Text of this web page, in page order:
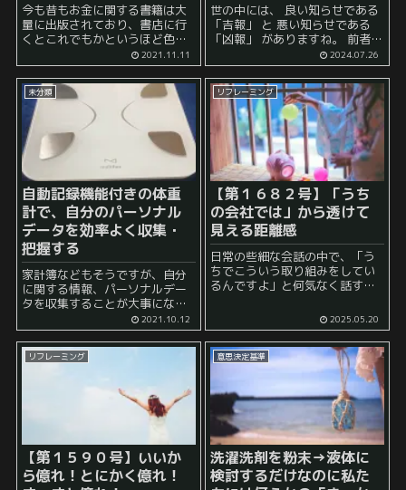
今も昔もお金に関する書籍は大
量に出版されており、書店に行
くとこれでもかというほど色ん
な書籍が並んでいます。 この手
の書籍は、個人的にも関心があ
りますし読みやすいのでついつ
い立ち読みしてしまいます。 も
っとも、私の場合、このよう...
2021.11.11
世の中には、 良い知らせである
「吉報」 と 悪い知らせである
「凶報」 がありますね。 前者は
ますし、 後者は 訃報 などがあ
りうるかもしれません。...
2024.07.26
未分類
自動記録機能付きの体重
計で、自分のパーソナル
データを効率よく収集・
把握する
家計簿などもそうですが、自分
に関する情報、パーソナルデー
タを収集することが大事になっ
てくると考えられます。 例え
ば、家計簿の場合は、支出につ
いて現状把握ができるため、そ
れをもとに自分の普段の行動を
2021.10.12
リフレーミング
【第１６８２号】
「うち
の会社では」から透けて
見える距離感
日常の些細な会話の中で、「う
ちでこういう取り組みをしてい
るんですよ」と何気なく話す人
こういう方針みたいで」と言う
人もいます。使っている言葉の
違いはわずかですが、その裏に
ある帰属意識や距離感には大き
2025.05.20
リフレーミング
【第１５９０号】いいか
ら億れ！とにかく億れ！
意思決定基準
洗濯洗剤を粉末→液体に
検討するだけなのに私た